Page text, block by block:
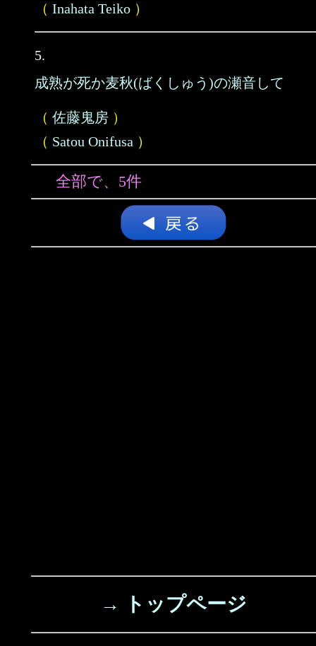
（ Inahata Teiko ）
5.
成熟が死か麦秋(ばくしゅう)の瀬音して
（ 佐藤鬼房 ）
（ Satou Onifusa ）
全部で、5件
→ トップページ